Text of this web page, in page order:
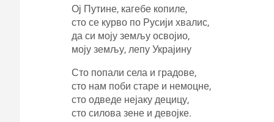
Ој Путине, кагебе копиле,
сто се курво по Русији хвалис,
да си моју земљу освојио,
моју земљу, лепу Украјину
Сто попали села и градове,
сто нам поби старе и немоцне,
сто одведе нејаку децицу,
сто силова зене и девојке.